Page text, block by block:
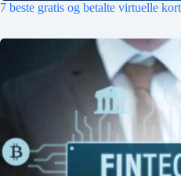
7 beste gratis og betalte virtuelle